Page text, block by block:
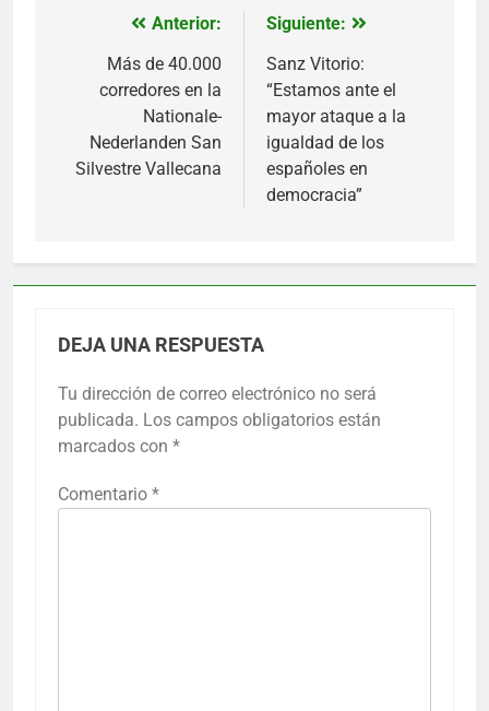
Navegación
entradas
Anterior:
Más de 40.000
corredores en la
Nationale-
Nederlanden San
Silvestre Vallecana
Siguiente:
Sanz Vitorio:
“Estamos ante el
mayor ataque a la
igualdad de los
españoles en
democracia”
DEJA UNA RESPUESTA
Tu dirección de correo electrónico no será
publicada. Los campos obligatorios están
marcados con *
Comentario *